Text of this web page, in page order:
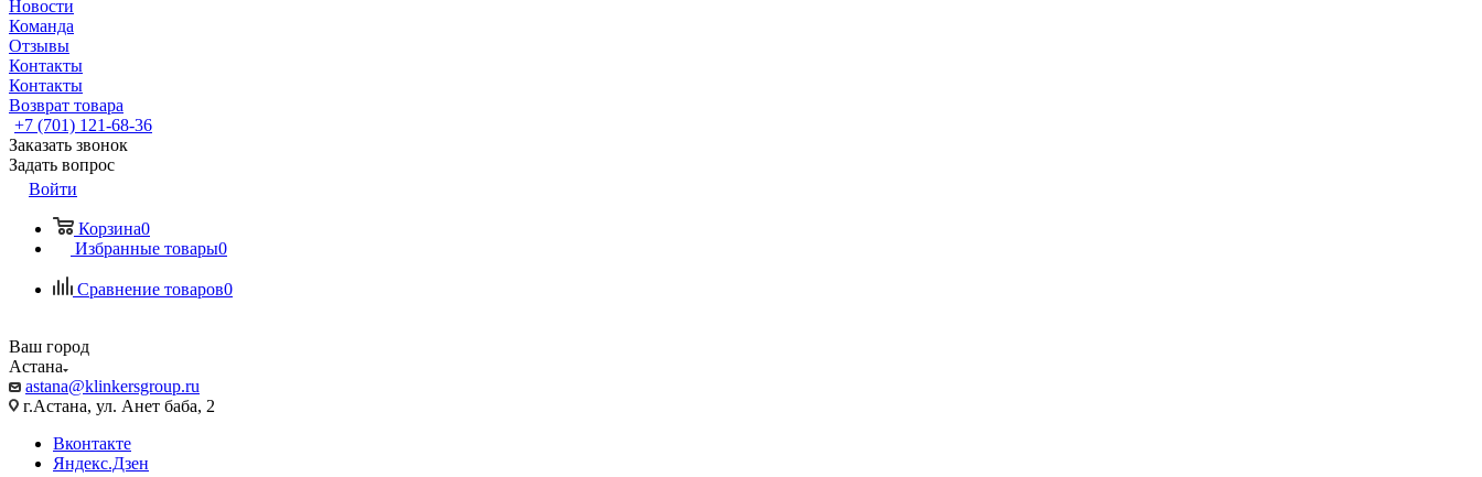
Новости
Команда
Отзывы
Контакты
Контакты
Возврат товара
+7 (701) 121-68-36
Заказать звонок
Задать вопрос
Войти
Корзина0
Избранные товары0
Сравнение товаров0
Ваш город
Астана
astana@klinkersgroup.ru
г.Астана, ул. Анет баба, 2
Вконтакте
Яндекс.Дзен